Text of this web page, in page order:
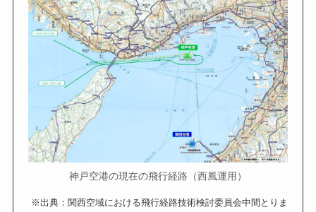
神戸空港の現在の飛行経路（西風運用）
※出典：関西空域における飛行経路技術検討委員会中間とりま